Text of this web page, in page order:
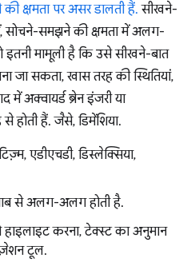
क्षमता पर असर डालती हैं. सीखने-
सोचने-समझने की क्षमता में अलग-
मामूली है कि उसे सीखने-बात
जा सकता, खास तरह की स्थितियां,
में अक्वायर्ड ब्रेन इंजरी या
से होती हैं. जैसे, डिमेंशिया.
एडीएचडी, डिस्लेक्सिया,
से अलग-अलग होती है.
हाइलाइट करना, टेक्स्ट का अनुमान
टूल.